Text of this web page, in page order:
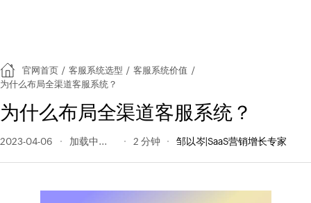
官网首页 / 客服系统选型 / 客服系统价值 /
为什么布局全渠道客服系统？
为什么布局全渠道客服系统？
2023-04-06 192 阅读量 2 分钟 邹以岑|SaaS营销增长专家